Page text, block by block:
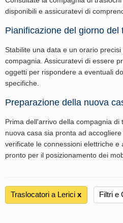
disponibili e assicuratevi di
Pianificazione del giorno del
Stabilite una data e un orario
compagnia. Assicuratevi di essere
oggetti per rispondere a eventuali
specifiche.
Preparazione della nuova
Prima dell'arrivo della compagnia di
nuova casa sia pronta ad
verificate le connessioni elettriche e
pronto per il posizionamento dei
Traslocatori a Lerici х Filtri e